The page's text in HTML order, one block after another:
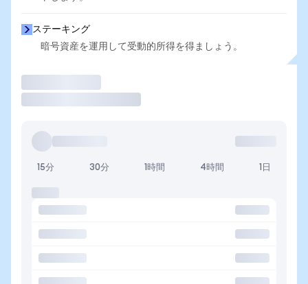
ステーキング
暗号資産を運用して受動的所得を得ましょう。
15分 30分 1時間 4時間 1日